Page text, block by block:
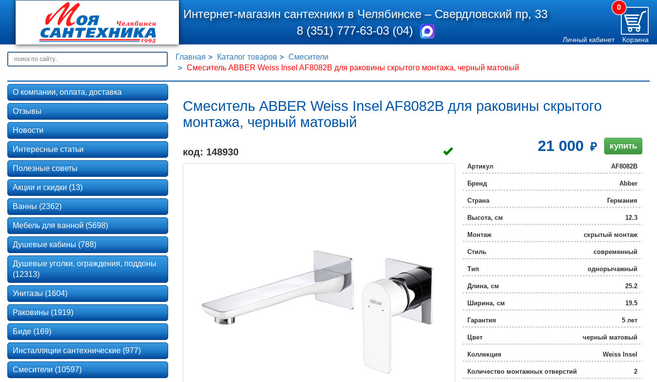
Интернет-магазин сантехники в Челябинске –Свердловский пр, 33
8 (351) 777-63-03 (04)
0
Личный кабинет Корзина
Главная Каталог товаров
Смесители
Смеситель ABBER Weiss Insel AF8082B для раковины скрытого монтажа, черный матовый
Смеситель ABBER Weiss Insel AF8082B для раковины скрытого
монтажа, черный матовый
код: 148930 21 000 купить
Артикул AF8082B
Бренд Abber
Страна Германия
Высота, см 12.3
Монтаж скрытый монтаж
Стиль современный
Тип однорычажный
Длина, см 25.2
Ширина, см 19.5
Гарантия 5 лет
Цвет черный матовый
Коллекция Weiss Insel
Количество монтажных отверстий 2
О компании, оплата, доставка
Отзывы
Новости
Интересные статьи
Полезные советы
Акции и скидки (13)
Ванны (2362)
Мебель для ванной (5698)
Душевые кабины (788)
Душевые уголки, ограждения, поддоны
(12313)
Унитазы (1604)
Раковины (1919)
Биде (169)
Инсталляции сантехнические (977)
Смесители (10597)